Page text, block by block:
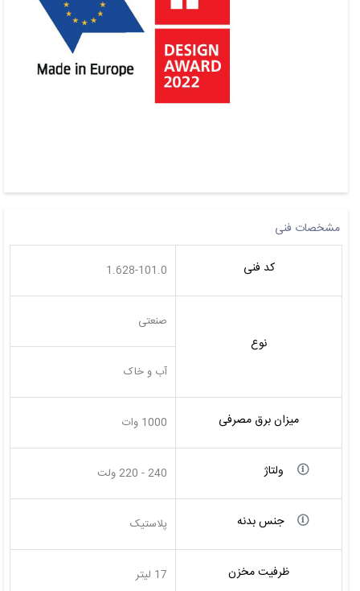
مشخصات فنی
کد فنی 1.628-101.0
نوع
صنعتی
آب و خاک
میزان برق مصرفی 1000 وات
ولتاژ 240 - 220 ولت
جنس بدنه پلاستیک
ظرفیت مخزن 17 لیتر